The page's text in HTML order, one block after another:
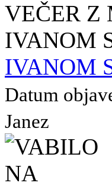
IVANOM
Datum
Janez